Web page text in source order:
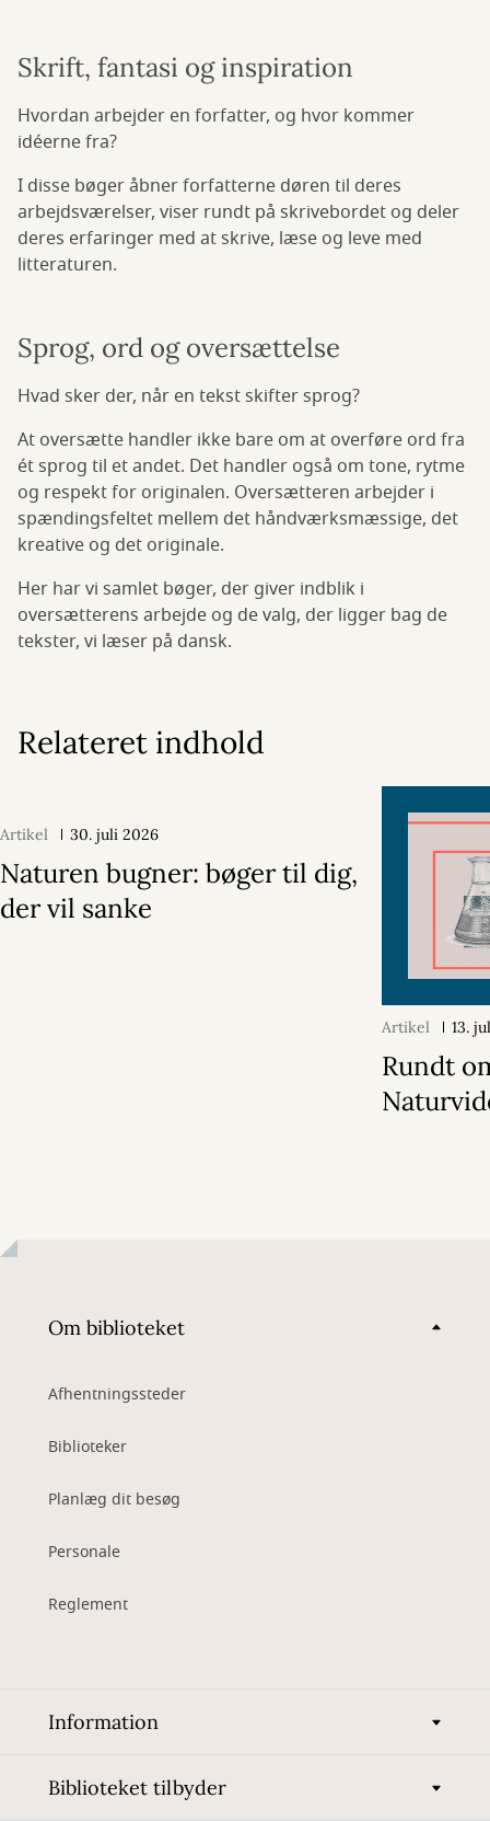
Skrift, fantasi og inspiration
Hvordan arbejder en forfatter, og hvor kommer
idéerne fra?
I disse bøger åbner forfatterne døren til deres
arbejdsværelser, viser rundt på skrivebordet og deler
deres erfaringer med at skrive, læse og leve med
litteraturen.
Sprog, ord og oversættelse
Hvad sker der, når en tekst skifter sprog?
At oversætte handler ikke bare om at overføre ord fra
ét sprog til et andet. Det handler også om tone, rytme
og respekt for originalen. Oversætteren arbejder i
spændingsfeltet mellem det håndværksmæssige, det
kreative og det originale.
Her har vi samlet bøger, der giver indblik i
oversætterens arbejde og de valg, der ligger bag de
tekster, vi læser på dansk.
Relateret indhold
Artikel 30. juli 2026
Naturen bugner: bøger til dig,
der vil sanke
Artikel 13.
Rundt
Om biblioteket
Afhentningssteder
Biblioteker
Planlæg dit besøg
Personale
Reglement
Information
Biblioteket tilbyder